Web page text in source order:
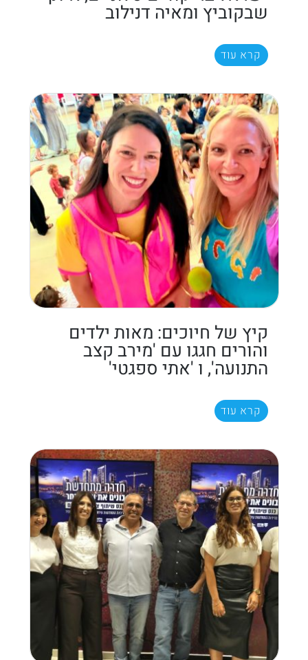
שבקוביץ ומאיה דנילוב
קרא עוד
קיץ של חיוכים: מאות ילדים
והורים חגגו עם 'מירב קצב
התנועה', ו 'אתי ספגטי'
קרא עוד